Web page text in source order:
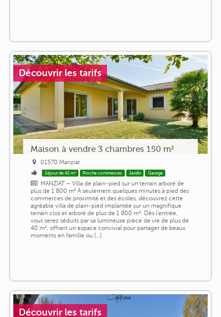
Découvrir les tarifs
Maison à vendre 3 chambres 150 m²
01570 Manziat
Séjour de 42 m² Proche commerces Jardin Garage
MANZIAT – Villa de plain-pied sur un terrain arboré de
plus de 1 800 m² À seulement quelques minutes à pied des
commerces de proximité et des écoles, découvrez cette
agréable villa de plain-pied implantée sur un magnifique
terrain clos et arboré de plus de 1 800 m². Dès l'entrée,
vous serez séduits par sa lumineuse pièce de vie de plus de
40 m², offrant un espace convivial pour partager de beaux
moments en famille ou [...]
Découvrir les tarifs